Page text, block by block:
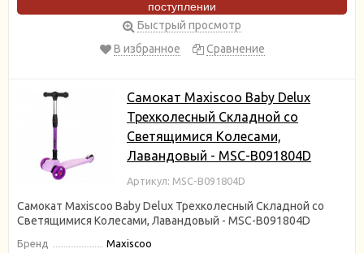
поступлении
Быстрый просмотр
В избранное
Сравнение
Самокат Maxiscoo Baby Delux
Трехколесный Складной со
Светящимися Колесами,
Лавандовый - MSC-B091804D
Артикул: MSC-B091804D
Самокат Maxiscoo Baby Delux Трехколесный Складной со
Светящимися Колесами, Лавандовый - MSC-B091804D
Бренд Maxiscoo